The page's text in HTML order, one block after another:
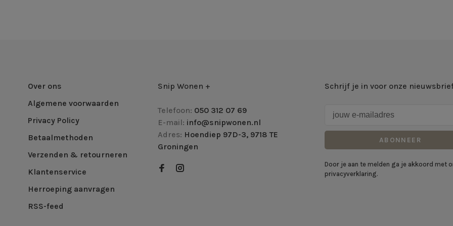
Over ons
Algemene voorwaarden
Privacy Policy
Betaalmethoden
Verzenden & retourneren
Klantenservice
Herroeping aanvragen
RSS-feed
Snip Wonen +
Telefoon: 050 312 07 69
E-mail: info@snipwonen.nl
Adres: Hoendiep 97D-3, 9718 TE
Groningen
Schrijf je in voor onze
ABONNEER
Door je aan te melden ga je akkoord met
privacyverklaring.